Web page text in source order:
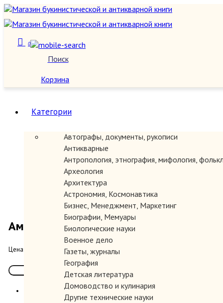
Поиск
0
Корзина
Категории
Автографы, документы, рукописи
Антикварные
Антропология, этнография, мифология,
Археология
Архитектура
Астрономия, Космонавтика
Бизнес, Менеджмент, Маркетинг
Биографии, Мемуары
Биологические науки
Военное дело
Газеты, журналы
География
Детская литература
Домоводство и кулинария
Другие технические науки
Американские прерии.
Цена: 350.00 руб.